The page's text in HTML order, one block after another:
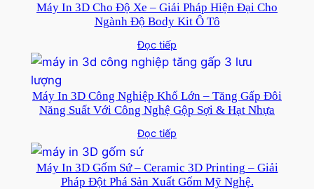
Máy In 3D Cho Độ Xe – Giải Pháp Hiện Đại Cho
Ngành Độ Body Kit Ô Tô
Đọc tiếp
Máy In 3D Công Nghiệp Khổ Lớn – Tăng Gấp Đôi
Năng Suất Với Công Nghệ Gộp Sợi & Hạt Nhựa
Đọc tiếp
Máy In 3D Gốm Sứ – Ceramic 3D Printing – Giải
Pháp Đột Phá Sản Xuất Gốm Mỹ Nghệ.